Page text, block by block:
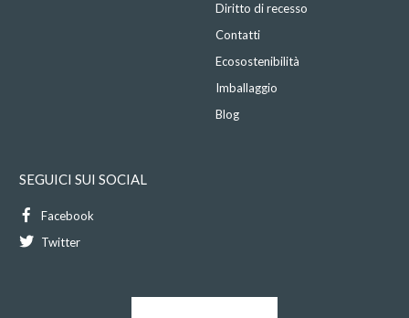
Diritto di recesso
Contatti
Ecosostenibilità
Imballaggio
Blog
SEGUICI SUI SOCIAL
Facebook
Twitter